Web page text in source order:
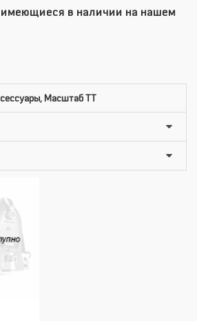
в наличии на нашем
Масштаб TT